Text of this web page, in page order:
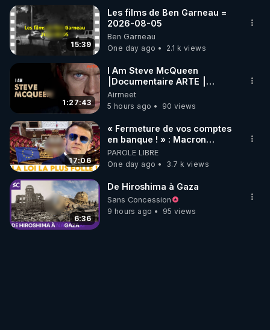
15:39
Les films de Ben Garneau =
2026-08-05
Ben Garneau
One day ago
2.1 k views
1:27:43
I Am Steve McQueen
⎮Documentaire ARTE ⎮
Cinema
Airmeet
5 hours ago
90 views
17:06
« Fermeture de vos comptes
en banque ! » : Macron
impose une loi folle !
PAROLE LIBRE
One day ago
3.7 k views
6:36
De Hiroshima à Gaza
Sans Concession
9 hours ago
95 views